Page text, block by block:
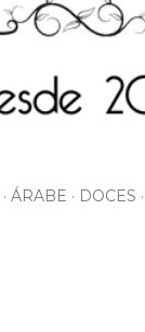
ÁRABE DOCES